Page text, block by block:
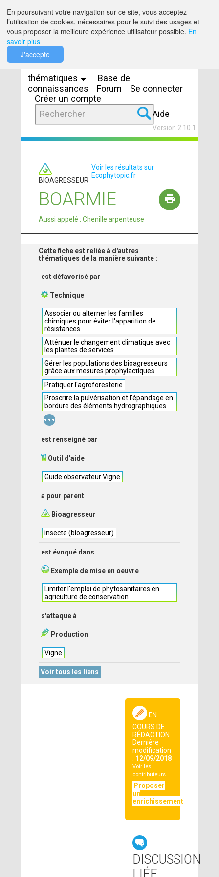
thématiques
Base de
connaissances
Forum
Se connecter
Créer un compte
Aide
Version 2.10.1
BIOAGRESSEUR
Voir les résultats sur
Ecophytopic.fr
BOARMIE
Aussi appelé : Chenille arpenteuse
Cette fiche est reliée à d'autres
thématiques de la manière suivante :
est défavorisé par
Technique
Associer ou alterner les familles
chimiques pour éviter l'apparition de
résistances
Atténuer le changement climatique avec
les plantes de services
Gérer les populations des bioagresseurs
grâce aux mesures prophylactiques
Pratiquer l'agroforesterie
Proscrire la pulvérisation et l'épandage en
bordure des éléments hydrographiques
...
est renseigné par
Outil d'aide
Guide observateur Vigne
a pour parent
Bioagresseur
insecte (bioagresseur)
est évoqué dans
Exemple de mise en oeuvre
Limiter l'emploi de phytosanitaires en
agriculture de conservation
s'attaque à
Production
Vigne
Voir tous les liens
EN
COURS DE
RÉDACTION
Dernière
modification
: 12/09/2018
Voir les
contributeurs
Proposer
un
enrichissement
DISCUSSION
LIÉE
En poursuivant votre navigation sur ce site, vous acceptez
l’utilisation de cookies, nécessaires pour le suivi des usages et
vous proposer la meilleure expérience utilisateur possible. En
savoir plus
J'accepte